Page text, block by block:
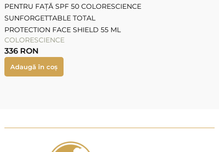
PENTRU FAȚĂ SPF 50 COLORESCIENCE
SUNFORGETTABLE TOTAL
PROTECTION FACE SHIELD 55 ML
COLORESCIENCE
336 RON
Adaugă în coș